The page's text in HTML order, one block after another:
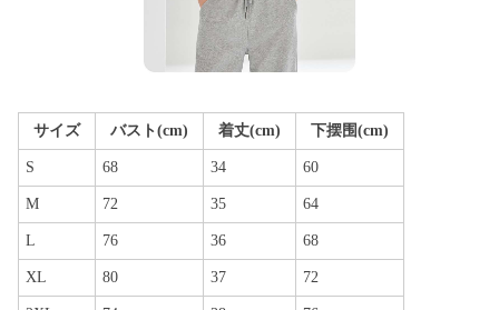
サイズ バスト(cm) 着丈(cm) 下摆围(cm)
S 68 34 60
M 72 35 64
L 76 36 68
XL 80 37 72